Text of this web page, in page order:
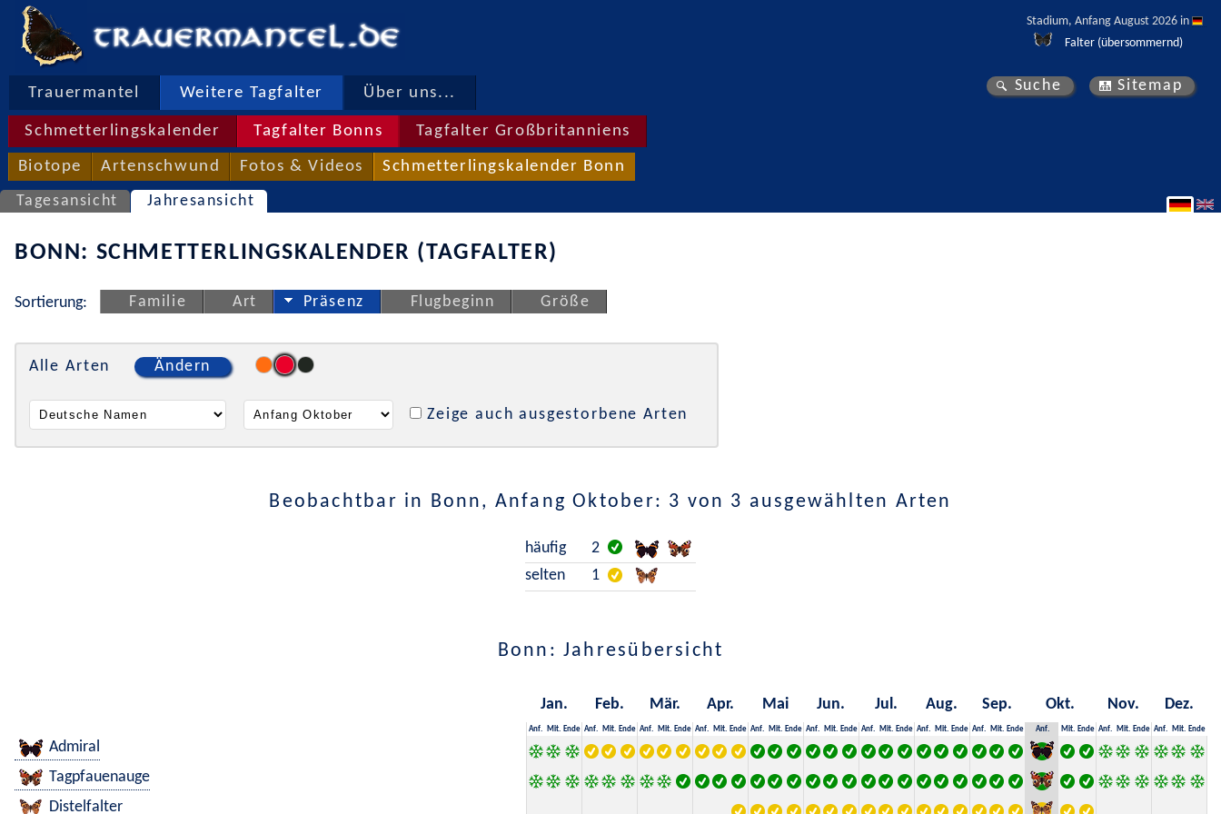
Stadium, Anfang August 2026 in
Falter (übersommernd)
Trauermantel Weitere Tagfalter Über uns...
Schmetterlingskalender Tagfalter Bonns Tagfalter Großbritanniens
Biotope Artenschwund Fotos & Videos Schmetterlingskalender Bonn
Suche Sitemap
Tagesansicht Jahresansicht
BONN: SCHMETTERLINGSKALENDER (TAGFALTER)
Sortierung: Familie Art Präsenz Flugbeginn Größe
Alle Arten Ändern
Zeige auch ausgestorbene Arten
Beobachtbar in Bonn, Anfang Oktober: 3 von 3 ausgewählten Arten
häufig
2
selten
1
Bonn: Jahresübersicht
Jan. Feb. Mär. Apr. Mai Jun. Jul. Aug. Sep. Okt. Nov. Dez.
Anf. Mit. Ende Anf. Mit. Ende Anf. Mit. Ende Anf. Mit. Ende Anf. Mit. Ende Anf. Mit. Ende Anf. Mit. Ende Anf. Mit. Ende Anf. Mit. Ende Anf. Mit. Ende Anf. Mit. Ende Anf. Mit. Ende
Admiral
Tagpfauenauge
Distelfalter